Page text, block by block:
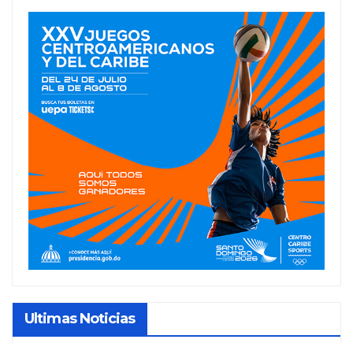
Ultimas Noticias